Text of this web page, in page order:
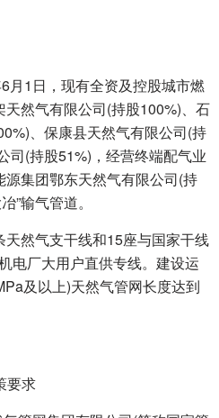
月1日，现有全资及控股城市燃
然气有限公司(持股100%)、石
、保康县天然气有限公司(持
司(持股51%)，经营终端配气业
集团鄂东天然气有限公司(持
”输气管道。
然气支干线和15座与国家干线
电厂大用户直供专线。建设运
及以上)天然气管网长度达到
要求